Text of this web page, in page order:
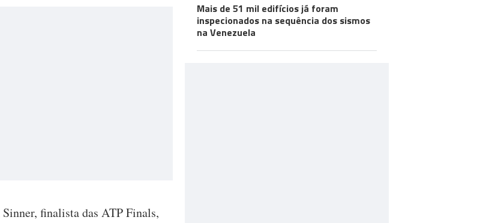
finalista das ATP Finals,
Mais de 51 mil edifícios já foram
inspecionados na sequência dos sismos
na Venezuela